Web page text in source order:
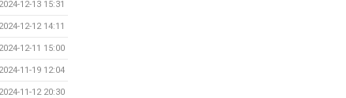
2024-12-13 15:31
2024-12-12 14:11
2024-12-11 15:00
2024-11-19 12:04
2024-11-12 20:30